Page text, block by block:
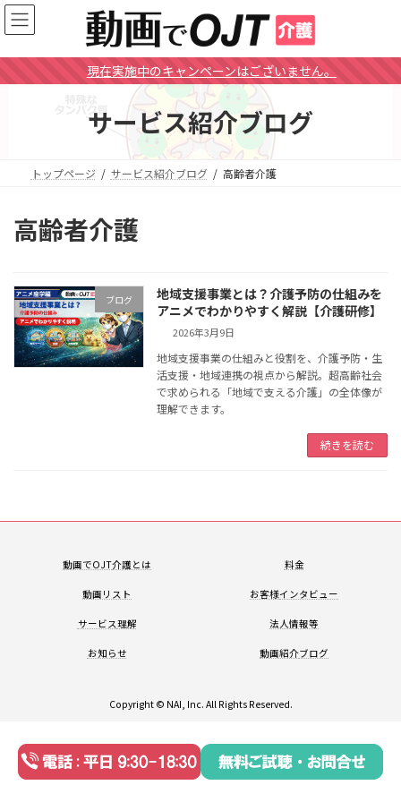
コ
ン
ン
ツ
ナ
ビ
ー
シ
現在実施中のキャンペーンはございません。
サービス紹介ブログ
トップページ サービス紹介ブログ 高齢者介護
高齢者介護
ブログ
地域支援事業とは？介護予防の仕組みを
アニメでわかりやすく解説【介護研修】
2026年3月9日
地域支援事業の仕組みと役割を、介護予防・生
活支援・地域連携の視点から解説。超高齢社会
で求められる「地域で支える介護」の全体像が
理解できます。
続きを読む
動画でOJT介護とは 料金
動画リスト お客様インタビュー
サービス理解 法人情報等
お知らせ 動画紹介ブログ
Copyright © NAI, Inc. All Rights Reserved.